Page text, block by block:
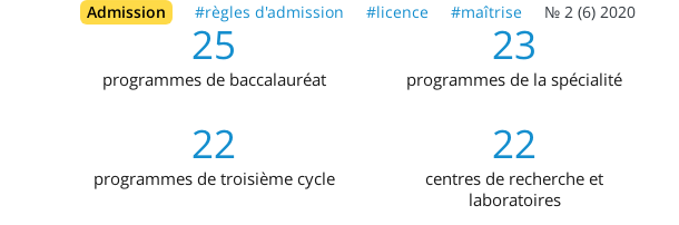
Admission #règles d'admission #licence #maîtrise № 2 (6) 2020
25
programmes de baccalauréat
23
programmes de la spécialité
22
programmes de troisième cycle
22
centres de recherche et
laboratoires